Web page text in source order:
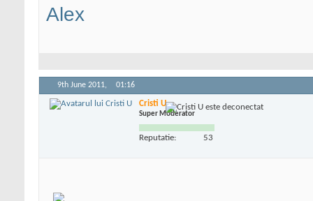
Alex
9th June 2011, 01:16
Cristi U
Super Moderator
Reputatie: 53